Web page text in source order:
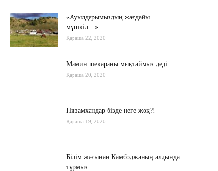
«Ауылдарымыздың жағдайы
мүшкіл…»
Қараша 22, 2020
Мамин шекараны мықтаймыз деді…
Қараша 20, 2020
Низамхандар бізде неге жоқ?!
Қараша 19, 2020
Білім жағынан Камбоджаның алдында
тұрмыз…